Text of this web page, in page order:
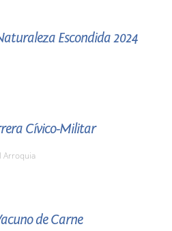
Escondida 2024
Cívico-Militar
Arroquia
de Carne